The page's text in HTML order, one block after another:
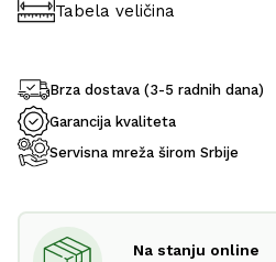
Tabela veličina
Brza dostava (3-5 radnih dana)
Garancija kvaliteta
Servisna mreža širom Srbije
Na stanju online